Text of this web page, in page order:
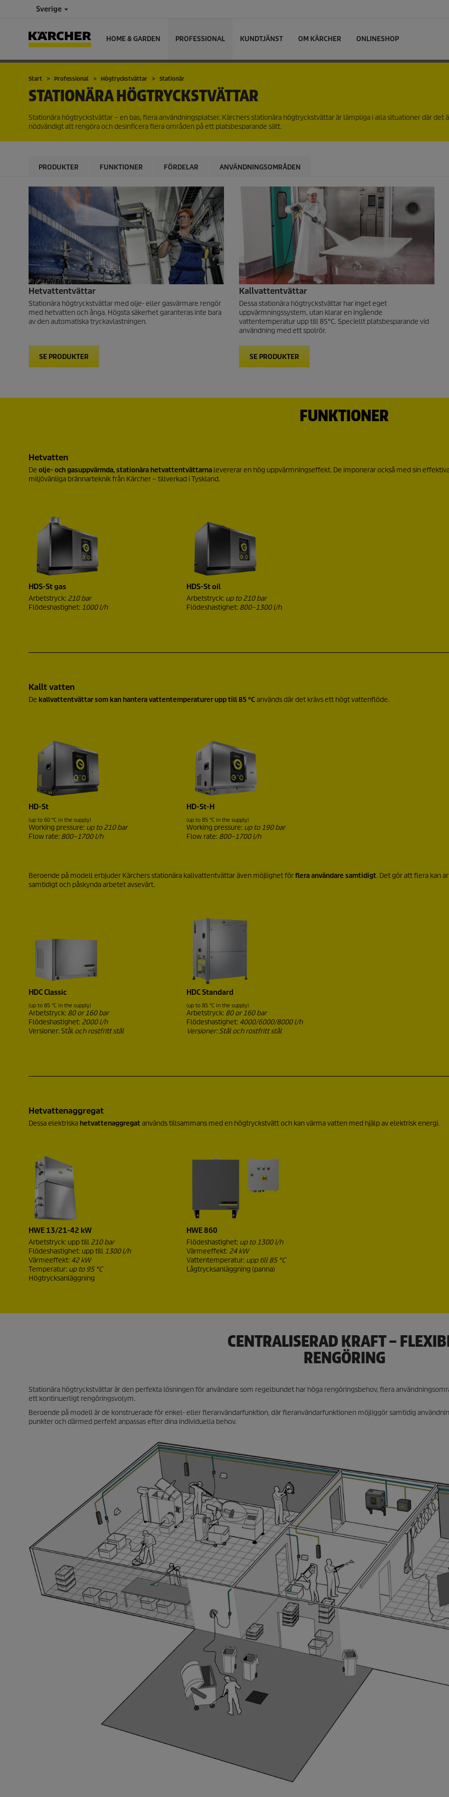
Sverige
HOME & GARDEN PROFESSIONAL KUNDTJÄNST OM KÄRCHER ONLINESHOP
Start Professional Högtryckstvättar Stationär
STATIONÄRA HÖGTRYCKSTVÄTTAR
Stationära högtryckstvättar – en bas, flera användningsplatser. Kärchers stationära högtryckstvättar är lämpliga i alla situationer där det
nödvändigt att rengöra och desinficera flera områden på ett platsbesparande sätt.
PRODUKTER FUNKTIONER FÖRDELAR ANVÄNDNINGSOMRÅDEN
Hetvattentvättar
Stationära högtryckstvättar med olje- eller gasvärmare rengör
med hetvatten och ånga. Högsta säkerhet garanteras inte bara
av den automatiska tryckavlastningen.
SE PRODUKTER
Kallvattentvättar
Dessa stationära högtryckstvättar har inget eget
uppvärmningssystem, utan klarar en ingående
vattentemperatur upp till 85°C. Speciellt platsbesparande vid
användning med ett spolrör.
SE PRODUKTER
FUNKTIONER
Hetvatten
De olje- och gasuppvärmda, stationära hetvattentvättarna levererar en hög uppvärmningseffekt. De imponerar också med sin
miljövänliga brännar­teknik från Kärcher – tillverkad i Tyskland.
HDS-St gas
Arbetstryck: 210 bar
Flödeshastighet: 1000 l/h
HDS-St oil
Arbetstryck: up to 210 bar
Flödeshastighet: 800–1300 l/h
Kallt vatten
De kallvattentvättar som kan hantera vattentemperaturer upp till 85 °Canvänds där det krävs ett högt vattenflöde.
HD-St
(up to 60 °C in the supply)
Working pressure: up to 210 bar
Flow rate: 800–1700 l/h
HD-St-H
(up to 85 °C in the supply)
Working pressure: up to 190 bar
Flow rate: 800–1700 l/h
Beroende på modell erbjuder Kärchers stationära kallvattentvättar även möjlighet förflera användare samtidigt. Det gör att flera kan
samtidigt och påskynda arbetet avsevärt.
HDC Classic
(up to 85 °C in the supply)
Arbetstryck: 80 or 160 bar
Flödeshastighet: 2000 l/h
Versioner: Stål och rostfritt stål
HDC Standard
(up to 85 °C in the supply)
Arbetstryck: 80 or 160 bar
Flödeshastighet: 4000/6000/8000 l/h
Versioner: Stål och rostfritt stål
Hetvattenaggregat
Dessa elektriska hetvattenaggregatanvänds tillsammans med en högtryckstvätt och kan värma vatten med hjälp av elektrisk energi.
HWE 13/21-42 kW
Arbetstryck: upp till 210 bar
Flödeshastighet: upp till 1300 l/h
Värmeeffekt: 42 kW
Temperatur: up to 95 °C
Högtrycksanläggning
HWE 860
Flödeshastighet: up to 1300 l/h
Värmeeffekt: 24 kW
Vattentemperatur: upp till 85 °C
Lågtrycksanläggning (panna)
CENTRALISERAD KRAFT –
RENGÖRING
Stationära högtryckstvättar är den perfekta lösningen för användare som regelbundet har höga rengöringsbehov, flera
ett kontinuerligt rengöringsvolym.
Beroende på modell är de konstruerade för enkel- eller fleranvändarfunktion, där fleranvändarfunktionen möjliggör samtidig
punkter och därmed perfekt anpassas efter dina individuella behov.